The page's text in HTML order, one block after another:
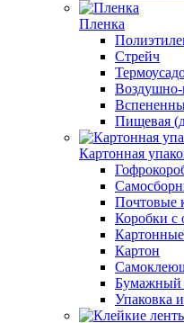
Пленка
Стрейч
Воздушно-
Пищевая
Картонная
Почтовые
Коробки с
Картон
Бумажный
Упаковка